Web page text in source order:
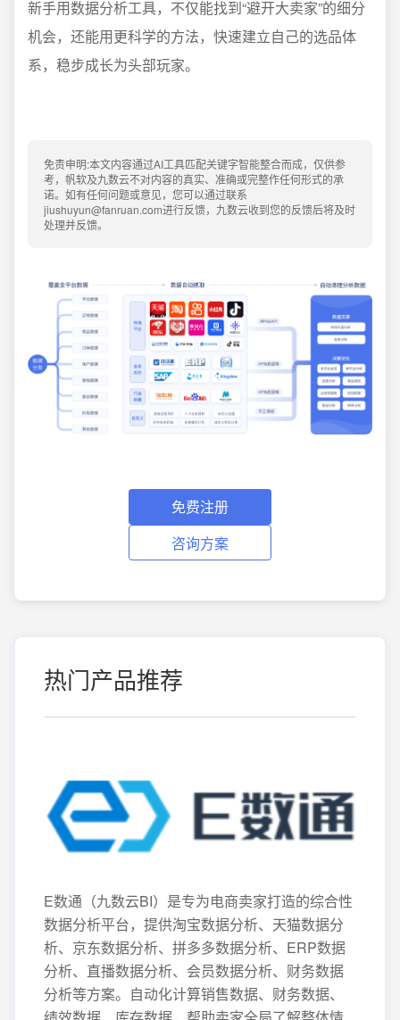
新手用数据分析工具，不仅能找到“避开大卖家”的细分
机会，还能用更科学的方法，快速建立自己的选品体
系，稳步成长为头部玩家。
免责申明:本文内容通过AI工具匹配关键字智能整合而成，仅供参
考，帆软及九数云不对内容的真实、准确或完整作任何形式的承
诺。如有任何问题或意见，您可以通过联系
jiushuyun@fanruan.com进行反馈，九数云收到您的反馈后将及时
处理并反馈。
免费注册
咨询方案
热门产品推荐
E数通（九数云BI）是专为电商卖家打造的综合性
数据分析平台，提供淘宝数据分析、天猫数据分
析、京东数据分析、拼多多数据分析、ERP数据
分析、直播数据分析、会员数据分析、财务数据
分析等方案。自动化计算销售数据、财务数据、